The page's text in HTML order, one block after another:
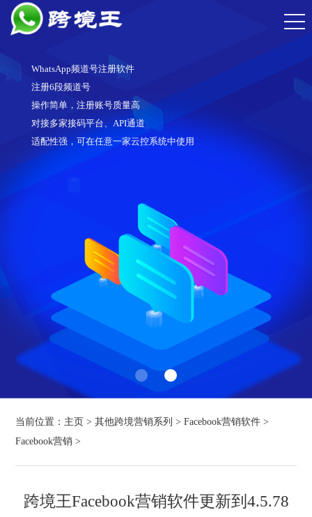
WhatsApp频道号注册软件
注册6段频道号
操作简单，注册账号质量高
对接多家接码平台、API通道
适配性强，可在任意一家云控系统中使用
当前位置： 主页 >其他跨境营销系列 >Facebook营销软件 >
Facebook营销 >
跨境王Facebook营销软件更新到4.5.78